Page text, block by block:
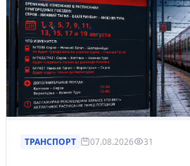
ТРАНСПОРТ 07.08.2026 31